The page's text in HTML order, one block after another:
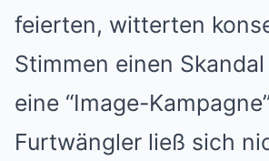
feierten, witterten
Stimmen einen
eine “Image-
Furtwängler ließ sich